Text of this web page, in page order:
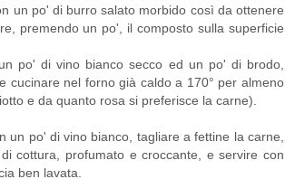
un po' di burro salato morbido così da ottenere
premendo un po', il composto sulla superficie
po' di vino bianco secco ed un po' di brodo,
cucinare nel forno già caldo a 170° per almeno
e da quanto rosa si preferisce la carne).
un po' di vino bianco, tagliare a fettine la carne,
cottura, profumato e croccante, e servire con
ben lavata.